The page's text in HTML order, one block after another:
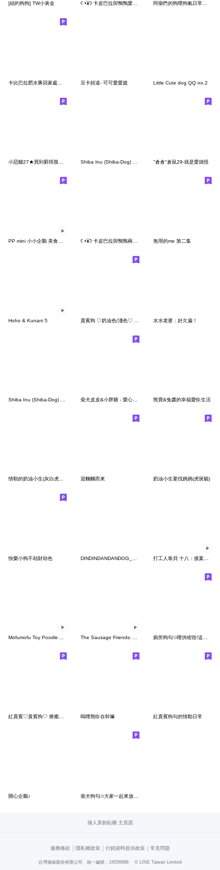
[紐約狗狗] TW小黃金 ʕ •͡ᴥʔ 卡皮巴拉與鴨鴨愛你愛你 阿柴們的狗哩狗氣日常第九彈
豆卡頻道- 可可愛愛篇 Little Cute dog QQ no.2
"倉倉"倉鼠29-就是愛搞怪
PP mini 小小企鵝 美食天堂 ʕ •͡ᴥʔ 卡皮巴拉與鴨鴨兩手一攤 無用的me 第二集
Hoho & Kunani 5 水水老婆：好欠扁！
熊寶&兔醬的幸福愛你生活
情勒的奶油小生(灰白虎斑貓) 迎麵麵而來 奶油小生要找媽媽(虎斑貓)
快樂小狗不劫財劫色 打工人靠貝 十八：接案精神狀態
紅貴賓♡貴賓狗♡ 療癒日常 嗚哩熊你在幹嘛 紅貴賓狗勾的情勒日常
開心企鵝♪
個人原創貼圖 主頁面
服務條款 | 隱私權政策 | 行銷資料提供政策 | 常見問題
台灣連線股份有限公司 統一編號：24556886 © LINE Taiwan Limited